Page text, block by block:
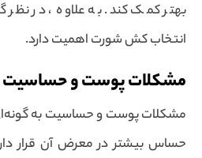
بهتر کمک کند. به علاوه ، در
انتخاب کش شورت اهمیت دارد.
مشکلات پوست و حساسیت
مشکلات پوست و حساسیت به
حساس بیشتر در معرض آن قرار